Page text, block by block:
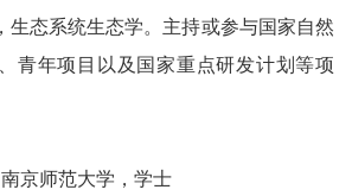
生态系统生态学。主持或参与国家自然
青年项目以及国家重点研发计划等项
京师范大学，学士